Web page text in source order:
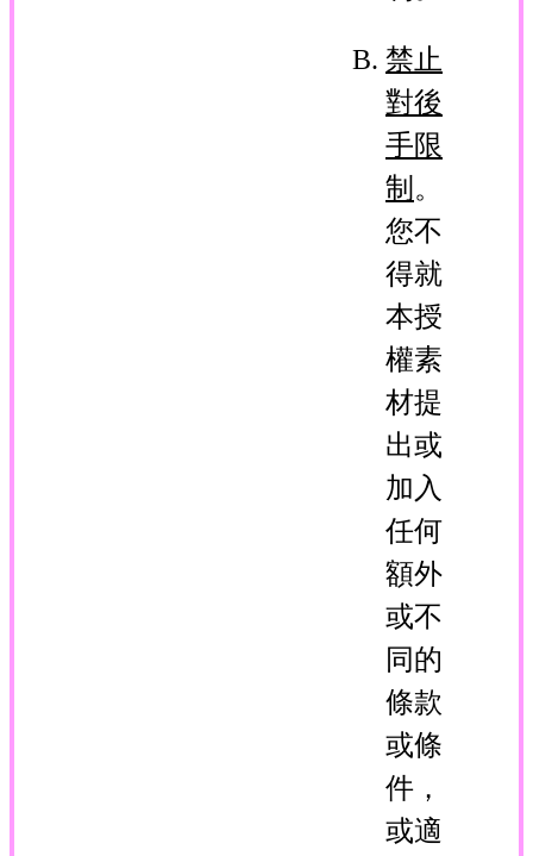
禁止
對後
手限
制 。
您不
得就
本授
權素
材提
出或
加入
任何
額外
或不
同的
條款
或條
件，
或適